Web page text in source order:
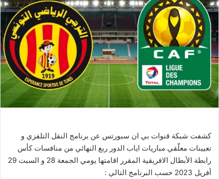
كشفت شبكة قنوات بي ان سبورتس عن برنامج النقل التلفزي و
تعيينات معلّقي مباريات اياب الدور ربع النهائي من منافسات كأس
رابطة الأبطال الافريقية المقرر اقامتها يومي الجمعة 28 و السبت 29
أفريل 2023 حسب البرنامج التالي :